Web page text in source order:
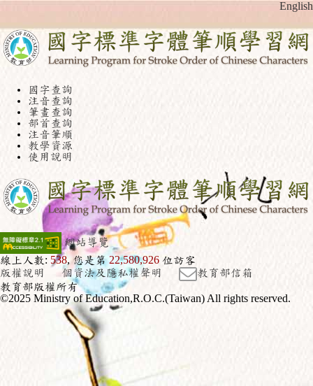
English
國字查詢
注音查詢
筆畫查詢
部首查詢
注音筆順
教學資源
使用說明
網站導覽
線上人數: 538, 您是第22,580,926 位訪客
版權說明
個資法及隱私權聲明
教育部信箱
教育部版權所有
©2025 Ministry of Education,R.O.C.(Taiwan) All rights reserved.